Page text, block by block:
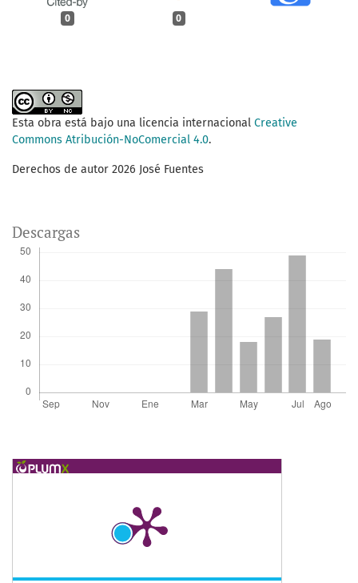
0 0
Esta obra está bajo una licencia internacional Creative
Commons Atribución-NoComercial 4.0.
Derechos de autor 2026 José Fuentes
Descargas